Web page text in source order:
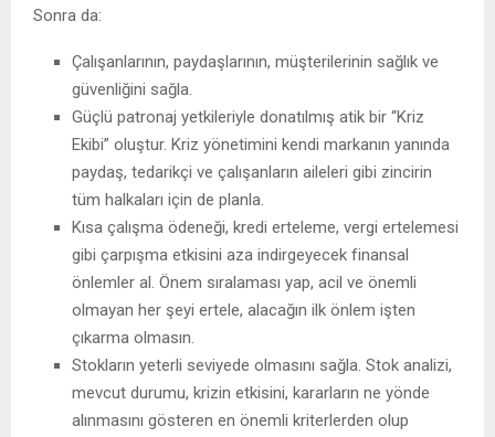
Sonra da:
Çalışanlarının, paydaşlarının, müşterilerinin sağlık ve
güvenliğini sağla.
Güçlü patronaj yetkileriyle donatılmış atik bir “Kriz
Ekibi” oluştur. Kriz yönetimini kendi markanın yanında
paydaş, tedarikçi ve çalışanların aileleri gibi zincirin
tüm halkaları için de planla.
Kısa çalışma ödeneği, kredi erteleme, vergi ertelemesi
gibi çarpışma etkisini aza indirgeyecek finansal
önlemler al. Önem sıralaması yap, acil ve önemli
olmayan her şeyi ertele, alacağın ilk önlem işten
çıkarma olmasın.
Stokların yeterli seviyede olmasını sağla. Stok analizi,
mevcut durumu, krizin etkisini, kararların ne yönde
alınmasını gösteren en önemli kriterlerden olup